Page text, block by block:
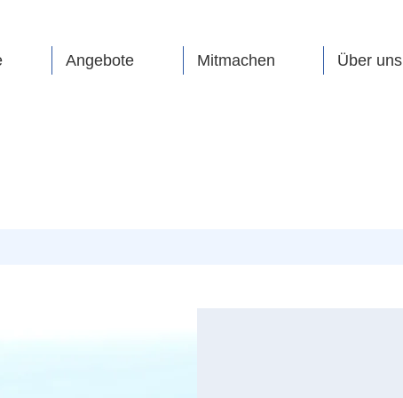
Angebote Mitmachen Über uns